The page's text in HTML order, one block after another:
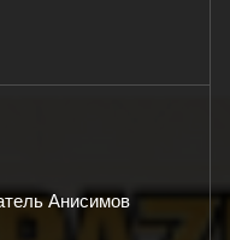
Анисимов